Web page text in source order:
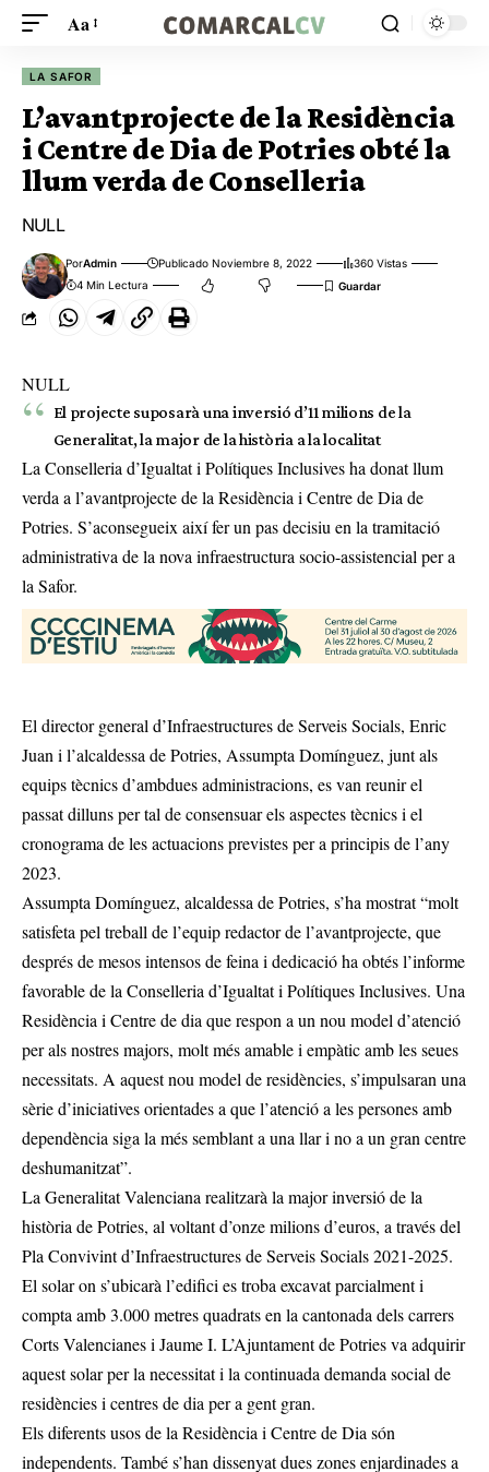
Aa
LA SAFOR
L’avantprojecte de la Residència
i Centre de Dia de Potries obté la
llum verda de Conselleria
NULL
PorAdmin Publicado Noviembre 8, 2022
360 Vistas
4 Min Lectura
NULL
El projecte suposarà una inversió d’11 milions de la
Generalitat, la major de la història a la localitat
La Conselleria d’Igualtat i Polítiques Inclusives ha donat llum
verda a l’avantprojecte de la Residència i Centre de Dia de
Potries. S’aconsegueix així fer un pas decisiu en la tramitació
administrativa de la nova infraestructura socio-assistencial per a
la Safor.
El director general d’Infraestructures de Serveis Socials, Enric
Juan i l’alcaldessa de Potries, Assumpta Domínguez, junt als
equips tècnics d’ambdues administracions, es van reunir el
passat dilluns per tal de consensuar els aspectes tècnics i el
cronograma de les actuacions previstes per a principis de l’any
2023.
Assumpta Domínguez, alcaldessa de Potries, s’ha mostrat “molt
satisfeta pel treball de l’equip redactor de l’avantprojecte, que
després de mesos intensos de feina i dedicació ha obtés l’informe
favorable de la Conselleria d’Igualtat i Polítiques Inclusives. Una
Residència i Centre de dia que respon a un nou model d’atenció
per als nostres majors, molt més amable i empàtic amb les seues
necessitats. A aquest nou model de residències, s’impulsaran una
sèrie d’iniciatives orientades a que l’atenció a les persones amb
dependència siga la més semblant a una llar i no a un gran centre
deshumanitzat”.
La Generalitat Valenciana realitzarà la major inversió de la
història de Potries, al voltant d’onze milions d’euros, a través del
Pla Convivint d’Infraestructures de Serveis Socials 2021-2025.
El solar on s’ubicarà l’edifici es troba excavat parcialment i
compta amb 3.000 metres quadrats en la cantonada dels carrers
Corts Valencianes i Jaume I. L’Ajuntament de Potries va adquirir
aquest solar per la necessitat i la continuada demanda social de
residències i centres de dia per a gent gran.
Els diferents usos de la Residència i Centre de Dia són
independents. També s’han dissenyat dues zones enjardinades a